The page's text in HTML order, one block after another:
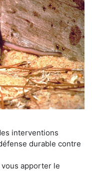
interventions
durable contre
apporter le